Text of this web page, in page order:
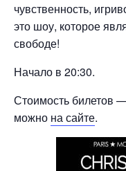
чувственность,
это шоу, которое
свободе!
Начало в 20:30.
Стоимость билетов
можно на сайте.